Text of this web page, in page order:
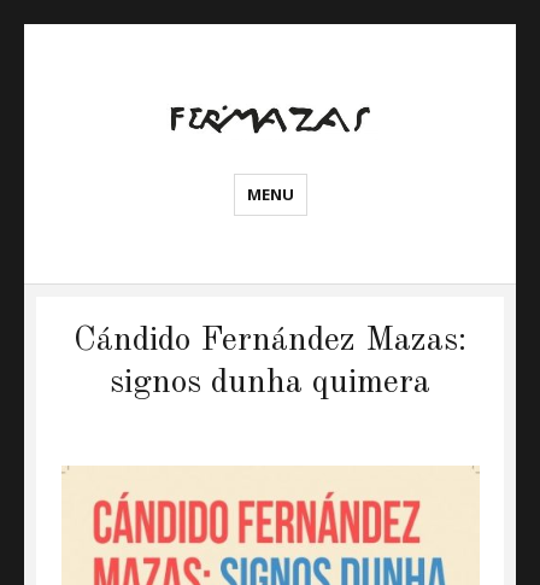
Cándido
Fernández
Mazas
MENU
Cándido Fernández Mazas:
signos dunha quimera